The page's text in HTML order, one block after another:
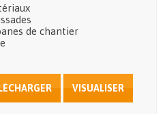
de chantier
VISUALISER